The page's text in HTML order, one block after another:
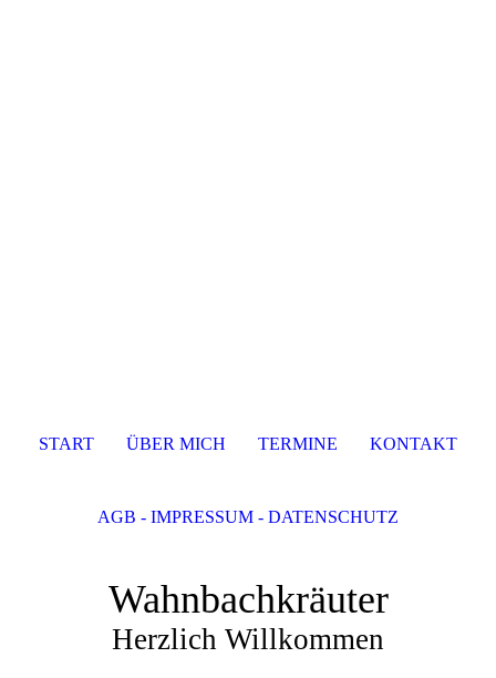
Wahnbachkräuter
Herzlich Willkommen
START ÜBER MICH TERMINE KONTAKT
AGB - IMPRESSUM - DATENSCHUTZ